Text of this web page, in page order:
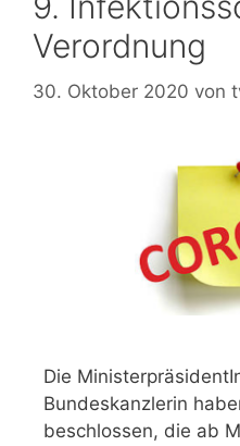
Verordnung
30. Oktober 2020 von
Die
Bundeskanzlerin
beschlossen, die ab